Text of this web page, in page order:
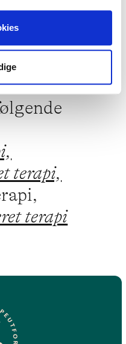
Depression
terapi,
terapi